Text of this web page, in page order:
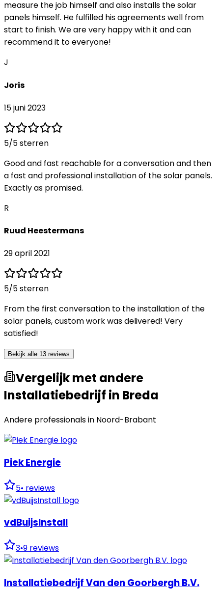
measure the job himself and also installs the solar
panels himself. He fulfilled his agreements well from
start to finish. We are very happy with it and can
recommend it to everyone!
J
Joris
15 juni 2023
5/5 sterren
Good and fast reachable for a conversation and then
a fast and professional installation of the solar panels.
Exactly as promised.
R
Ruud Heestermans
29 april 2021
5/5 sterren
From the first conversation to the installation of the
solar panels, custom work was delivered! Very
satisfied!
Bekijk alle 13 reviews
Vergelijk met andere
Installatiebedrijf in Breda
Andere professionals in Noord-Brabant
Piek Energie
5• reviews
vdBuijsInstall
3•9 reviews
Installatiebedrijf Van den Goorbergh B.V.